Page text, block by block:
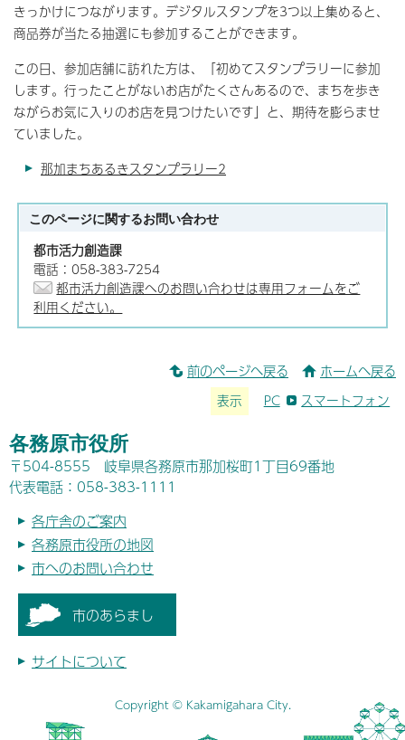
きっかけにつながります。デジタルスタンプを3つ以上集めると、
商品券が当たる抽選にも参加することができます。
この日、参加店舗に訪れた方は、「初めてスタンプラリーに参加
します。行ったことがないお店がたくさんあるので、まちを歩き
ながらお気に入りのお店を見つけたいです」と、期待を膨らませ
ていました。
那加まちあるきスタンプラリー2
このページに関するお問い合わせ
都市活力創造課
電話：058-383-7254
都市活力創造課へのお問い合わせは専用フォームをご
利用ください。
前のページへ戻る ホームへ戻る
表示 PC スマートフォン
各務原市役所
〒504-8555 岐阜県各務原市那加桜町1丁目69番地
代表電話：058-383-1111
各庁舎のご案内
各務原市役所の地図
市へのお問い合わせ
市のあらまし
サイトについて
Copyright © Kakamigahara City.